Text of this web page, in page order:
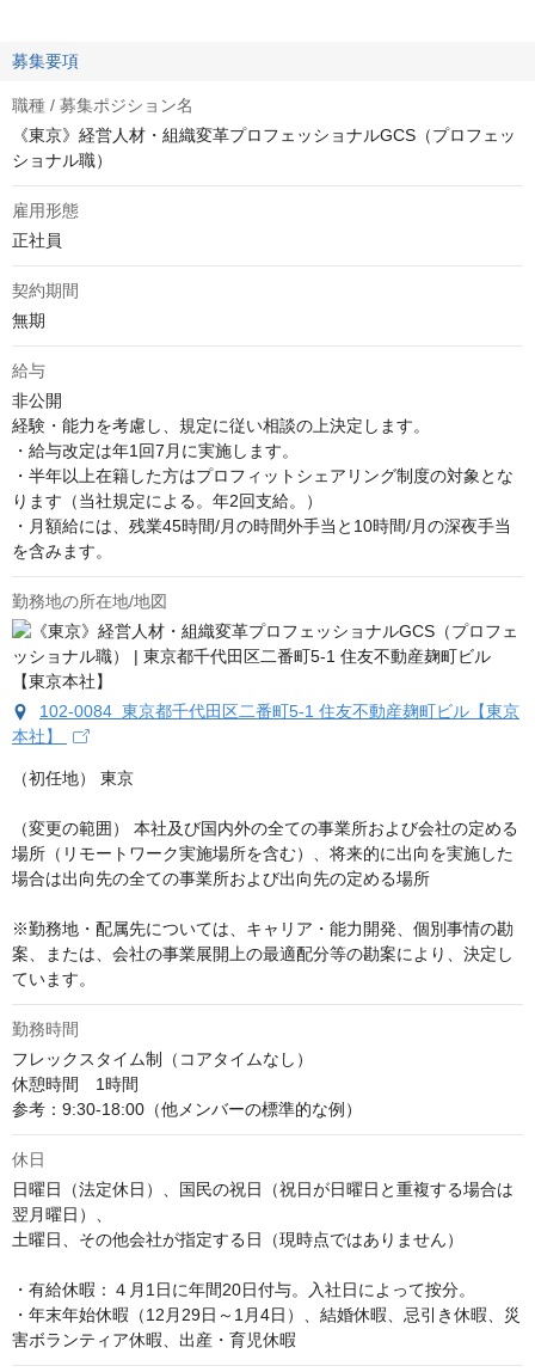
募集要項
職種 / 募集ポジション名
《東京》経営人材・組織変革プロフェッショナルGCS（プロフェッ
ショナル職）
雇用形態
正社員
契約期間
無期
給与
非公開
経験・能力を考慮し、規定に従い相談の上決定します。
・給与改定は年1回7月に実施します。
・半年以上在籍した方はプロフィットシェアリング制度の対象とな
ります（当社規定による。年2回支給。）
・月額給には、残業45時間/月の時間外手当と10時間/月の深夜手当
を含みます。
勤務地の所在地/地図
102-0084 東京都千代田区二番町5-1 住友不動産麹町ビル【東京
本社】
（初任地） 東京
（変更の範囲） 本社及び国内外の全ての事業所および会社の定める
場所（リモートワーク実施場所を含む）、将来的に出向を実施した
場合は出向先の全ての事業所および出向先の定める場所
※勤務地・配属先については、キャリア・能力開発、個別事情の勘
案、または、会社の事業展開上の最適配分等の勘案により、決定し
ています。
勤務時間
フレックスタイム制（コアタイムなし）
休憩時間　1時間
参考：9:30-18:00（他メンバーの標準的な例）
休日
日曜日（法定休日）、国民の祝日（祝日が日曜日と重複する場合は
翌月曜日）、
土曜日、その他会社が指定する日（現時点ではありません）
・有給休暇：４月1日に年間20日付与。入社日によって按分。
・年末年始休暇（12月29日～1月4日）、結婚休暇、忌引き休暇、災
害ボランティア休暇、出産・育児休暇